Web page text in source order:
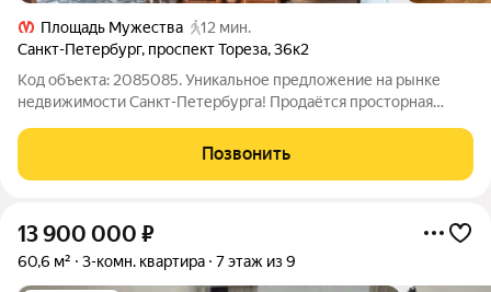
Площадь Мужества
12 мин.
Санкт-Петербург, проспект Тореза,36к2
Код объекта: 2085085. Уникальное предложение на рынке
недвижимости Санкт-Петербурга! Продаётся просторная
идеальное место для комфортной жизни. Тихое зелёное
место, дом стоит в отдалении
Позвонить
13 900 000 ₽
60,6 м² 3-комн. квартира 7 этаж из 9